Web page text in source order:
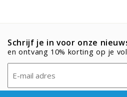
Schrijf je in voor onze
en ontvang 10% korting op je
(Vereist)